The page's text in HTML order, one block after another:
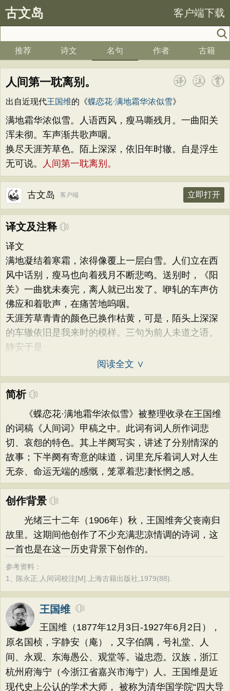
古文岛 客户端下载
推荐 诗文 名句 作者 古籍
人间第一耽离别。
出自近现代王国维的《蝶恋花·满地霜华浓似雪》
满地霜华浓似雪。人语西风，瘦马嘶残月。一曲阳关
浑未彻。车声渐共歌声咽。
换尽天涯芳草色。陌上深深，依旧年时辙。自是浮生
无可说。
人间第一耽离别。
古文岛 客户端 立即打开
译文及注释
译文
满地凝结着寒霜，浓得像覆上一层白雪。人们立在西
风中话别，瘦马也向着残月不断悲鸣。送别时，《阳
关》一曲犹未奏完，离人就已出发了。咿轧的车声仿
佛应和着歌声，在痛苦地呜咽。
天涯芳草青青的颜色已换作枯黄，可是，陌头上深深
的车辙依旧是我来时的模样。三句为前人未道之语。
静安于是
阅读全文 ∨
简析
《蝶恋花·满地霜华浓似雪》被整理收录在王国维
的词稿《人间词》甲稿之中。此词有词人所作词悲
切、哀怨的特色。其上半阕写实，讲述了分别情深的
故事；下半阕有寄意的味道，词里充斥着词人对人生
无奈、命运无端的感慨，笼罩着悲凄怅惘之感。
创作背景
光绪三十二年（1906年）秋，王国维奔父丧南归
故里。这期间他创作了不少充满悲凉情调的诗词，这
一首也是在这一历史背景下创作的。
参考资料：
1、 陈永正.人间词校注[M].上海古籍出版社,1979(88).
王国维
王国维（1877年12月3日-1927年6月2日），
原名国桢，字静安（庵），又字伯隅，号礼堂、人
间、永观、东海愚公、观堂等。谥忠悫。汉族，浙江
杭州府海宁（今浙江省嘉兴市海宁）人。王国维是近
现代史上公认的学术大师， 被称为清华国学院“四大导